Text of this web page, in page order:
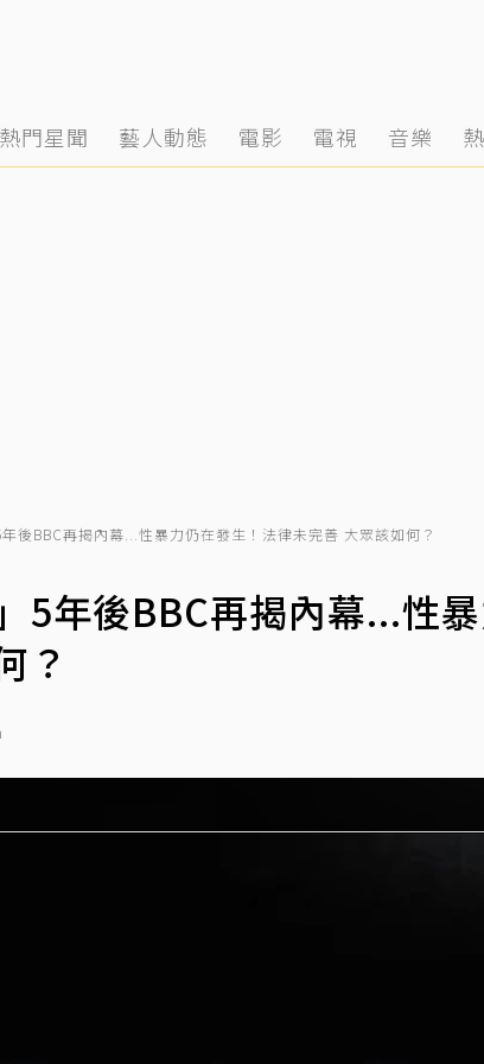
熱門星聞 藝人動態 電影 電視 音樂
後BBC再揭內幕...性暴力仍在發生！法律未完善 大眾該如何？
5年後BBC再揭內幕...性
？